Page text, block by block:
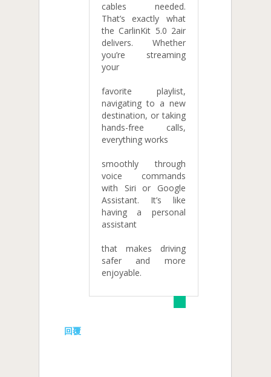
cables needed.
That’s exactly what
the CarlinKit 5.0 2air
delivers. Whether
you’re streaming
your
favorite playlist,
navigating to a new
destination, or taking
hands-free calls,
everything works
smoothly through
voice commands
with Siri or Google
Assistant. It’s like
having a personal
assistant
that makes driving
safer and more
enjoyable.
回覆